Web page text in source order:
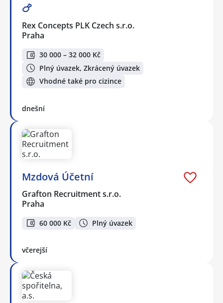
🍗
Rex Concepts PLK Czech s.r.o.
Praha
30 000 – 32 000 Kč
Plný úvazek, Zkrácený úvazek
Vhodné také pro cizince
dnešní
Mzdová Účetní
Grafton Recruitment s.r.o.
Praha
60 000 Kč Plný úvazek
včerejší